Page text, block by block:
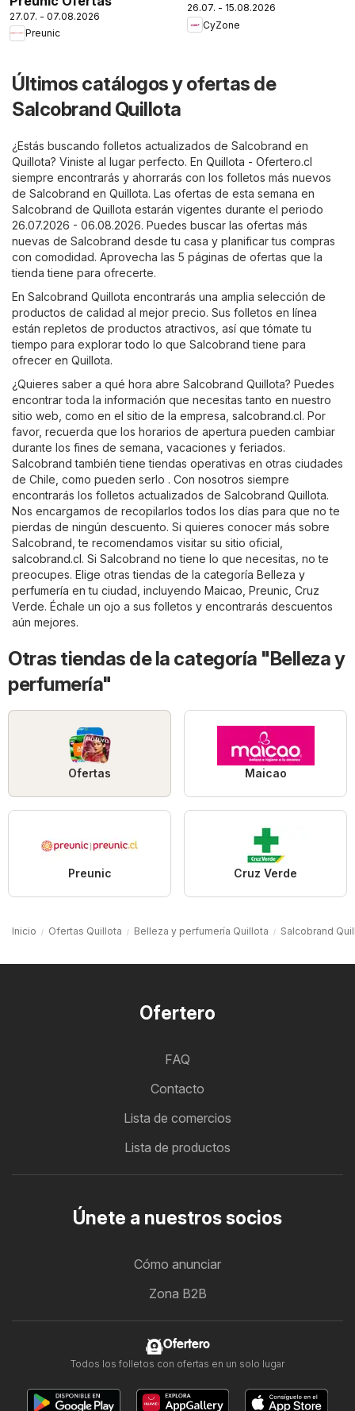
27.07. - 07.08.2026
Preunic
26.07. - 15.08.2026
CyZone
Últimos catálogos y ofertas de
Salcobrand Quillota
¿Estás buscando folletos actualizados de Salcobrand en
Quillota? Viniste al lugar perfecto. En Quillota - Ofertero.cl
siempre encontrarás y ahorrarás con los folletos más nuevos
de Salcobrand en Quillota. Las ofertas de esta semana en
Salcobrand de Quillota estarán vigentes durante el periodo
26.07.2026 - 06.08.2026. Puedes buscar las ofertas más
nuevas de Salcobrand desde tu casa y planificar tus compras
con comodidad. Aprovecha las 5 páginas de ofertas que la
tienda tiene para ofrecerte.
En Salcobrand Quillota encontrarás una amplia selección de
productos de calidad al mejor precio. Sus folletos en línea
están repletos de productos atractivos, así que tómate tu
tiempo para explorar todo lo que Salcobrand tiene para
ofrecer en Quillota.
¿Quieres saber a qué hora abre Salcobrand Quillota? Puedes
encontrar toda la información que necesitas tanto en nuestro
sitio web, como en el sitio de la empresa, salcobrand.cl. Por
favor, recuerda que los horarios de apertura pueden cambiar
durante los fines de semana, vacaciones y feriados.
Salcobrand también tiene tiendas operativas en otras ciudades
de Chile, como pueden serlo . Con nosotros siempre
encontrarás los folletos actualizados de Salcobrand Quillota.
Nos encargamos de recopilarlos todos los días para que no te
pierdas de ningún descuento. Si quieres conocer más sobre
Salcobrand, te recomendamos visitar su sitio oficial,
salcobrand.cl. Si Salcobrand no tiene lo que necesitas, no te
preocupes. Elige otras tiendas de la categoría Belleza y
perfumería en tu ciudad, incluyendo Maicao Preunic Cruz
Verde. Échale un ojo a sus folletos y encontrarás descuentos
aún mejores.
Otras tiendas de la categoría "Belleza y
perfumería"
Ofertas Maicao
Preunic Cruz Verde
Inicio Ofertas Quillota Belleza y perfumería Quillota Salcobrand
Ofertero
FAQ
Contacto
Lista de comercios
Lista de productos
Únete a nuestros socios
Cómo anunciar
Zona B2B
Ofertero
Todos los folletos con ofertas en un solo lugar